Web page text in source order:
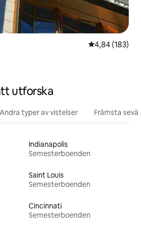
4,84 av 5 i
4,84 (183)
utforska
Andra typer av vistelser Främsta
Indianapolis
Semesterboenden
Saint Louis
Semesterboenden
Cincinnati
Semesterboenden